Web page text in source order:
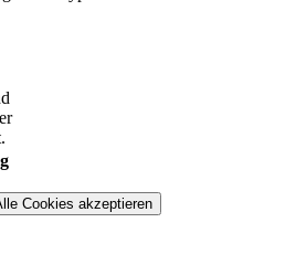
Cookies akzeptieren